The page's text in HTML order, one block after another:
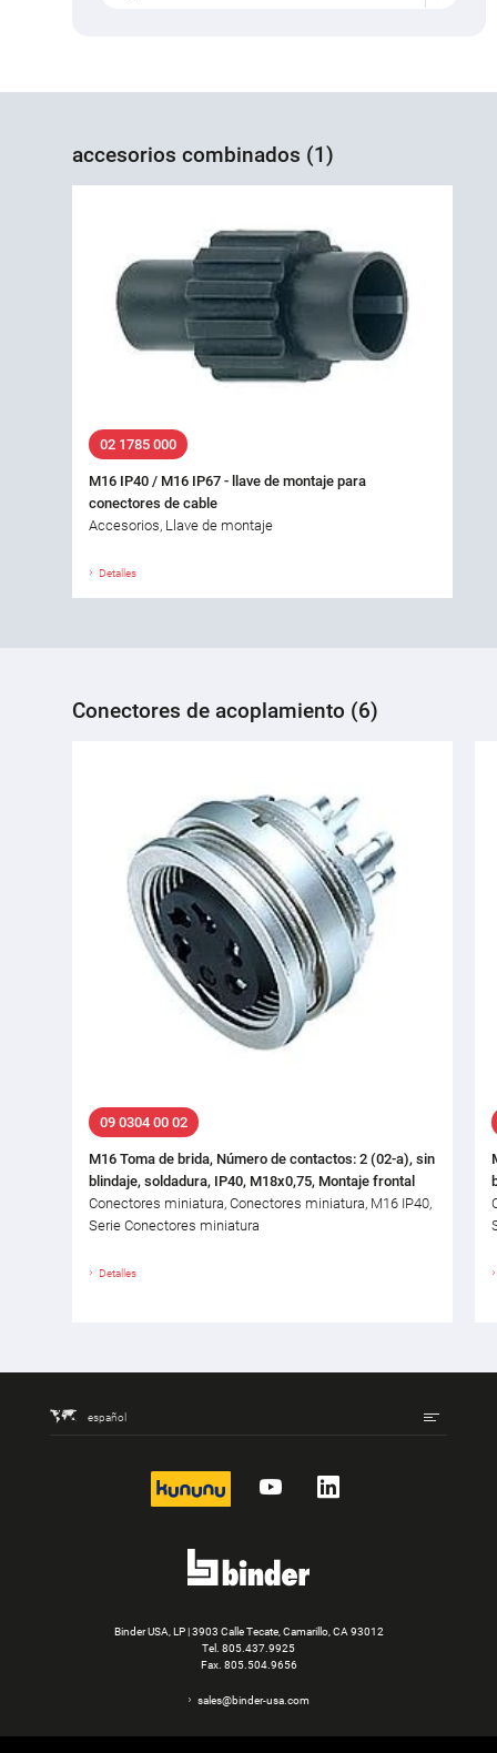
accesorios combinados (1)
02 1785 000
M16 IP40 / M16 IP67 - llave de montaje para
conectores de cable
Accesorios, Llave de montaje
Detalles
Conectores de acoplamiento (6)
09 0304 00 02
M16 Toma de brida, Número de contactos: 2 (02-a), sin
blindaje, soldadura, IP40, M18x0,75, Montaje frontal
Conectores miniatura, Conectores miniatura, M16 IP40,
Serie Conectores miniatura
Detalles
español
kununu YouTubeLinkedIn
Binder USA, LP | 3903 Calle Tecate, Camarillo, CA 93012
Tel. 805.437.9925
Fax. 805.504.9656
sales@binder-usa.com